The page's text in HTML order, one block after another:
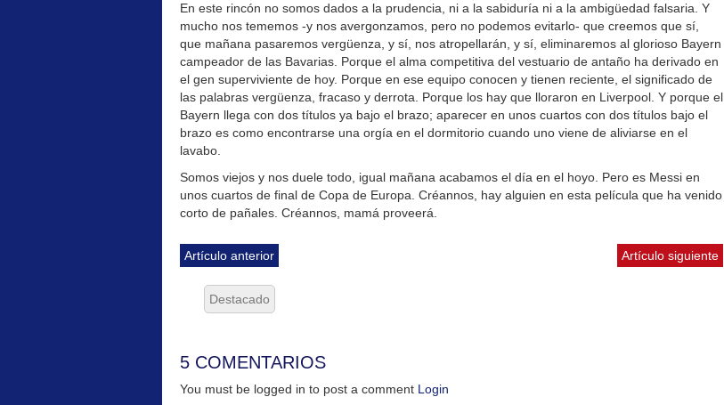
En este rincón no somos dados a la prudencia, ni a la sabiduría ni a la ambigüedad falsaria. Y
mucho nos tememos -y nos avergonzamos, pero no podemos evitarlo- que creemos que sí,
que mañana pasaremos vergüenza, y sí, nos atropellarán, y sí, eliminaremos al glorioso Bayern
campeador de las Bavarias. Porque el alma competitiva del vestuario de antaño ha derivado en
el gen superviviente de hoy. Porque en ese equipo conocen y tienen reciente, el significado de
las palabras vergüenza, fracaso y derrota. Porque los hay que lloraron en Liverpool. Y porque el
Bayern llega con dos títulos ya bajo el brazo; aparecer en unos cuartos con dos títulos bajo el
brazo es como encontrarse una orgía en el dormitorio cuando uno viene de aliviarse en el
lavabo.
Somos viejos y nos duele todo, igual mañana acabamos el día en el hoyo. Pero es Messi en
unos cuartos de final de Copa de Europa. Créannos, hay alguien en esta película que ha venido
corto de pañales. Créannos, mamá proveerá.
Artículo anterior Artículo siguiente
Destacado
5 COMENTARIOS
You must be logged in to post a comment Login